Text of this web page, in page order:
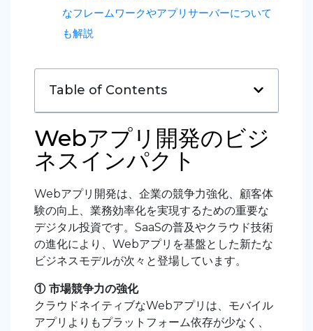
なフレームワークやアプリサーバーについて
も解説
Table of Contents
Webアプリ開発のビジ
ネスインパクト
Webアプリ開発は、企業の競争力強化、顧客体
験の向上、業務効率化を実現するための重要な
デジタル投資です。SaaSの普及やクラウド技術
の進化により、Webアプリを基盤とした新たな
ビジネスモデルが次々と登場しています。
① 市場競争力の強化
クラウドネイティブなWebアプリは、モバイル
アプリよりもプラットフォーム依存が少なく、